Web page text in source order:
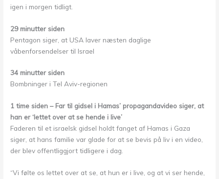
igen i morgen tidligt.
29 minutter siden
Pentagon siger, at USA laver næsten daglige
våbenforsendelser til Israel
34 minutter siden
Bombninger i Tel Aviv-regionen
1 time siden – Far til gidsel i Hamas’ propagandavideo siger, at
han er ‘lettet over at se hende i live’
Faderen til et israelsk gidsel holdt fanget af Hamas i Gaza
siger, at hans familie var glade for at se bevis på liv i en video,
der blev offentliggjort tidligere i dag.
“Vi følte os lettet over at se, at hun er i live, og at vi ser hende,